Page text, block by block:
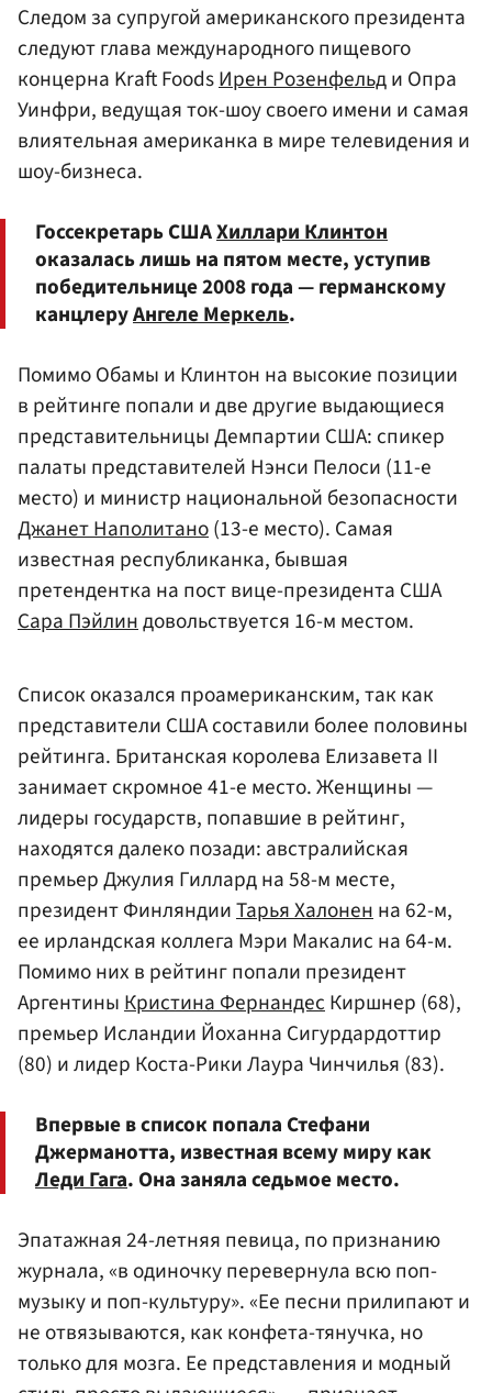
Следом за супругой американского президента
следуют глава международного пищевого
концерна Kraft FoodsИрен Розенфельди Опра
Уинфри, ведущая ток-шоу своего имени и самая
влиятельная американка в мире телевидения и
шоу-бизнеса.
Госсекретарь СШАХиллари Клинтон
оказалась лишь на пятом месте, уступив
победительнице 2008 года — германскому
канцлеруАнгеле Меркель.
Помимо Обамы и Клинтон на высокие позиции
в рейтинге попали и две другие выдающиеся
представительницы Демпартии США: спикер
палаты представителей Нэнси Пелоси (11-е
место) и министр национальной безопасности
Джанет Наполитано(13-е место). Самая
известная республиканка, бывшая
претендентка на пост вице-президента США
Сара Пэйлиндовольствуется 16-м местом.
Список оказался проамериканским, так как
представители США составили более половины
рейтинга. Британская королева Елизавета II
занимает скромное 41-е место. Женщины —
лидеры государств, попавшие в рейтинг,
находятся далеко позади: австралийская
премьер Джулия Гиллард на 58-м месте,
президент ФинляндииТарья Халоненна 62-м,
ее ирландская коллега Мэри Макалис на 64-м.
Помимо них в рейтинг попали президент
АргентиныКристина ФернандесКиршнер (68),
премьер Исландии Йоханна Сигурдардоттир
(80) и лидер Коста-Рики Лаура Чинчилья (83).
Впервые в список попала Стефани
Джерманотта, известная всему миру как
Леди Гага. Она заняла седьмое место.
Эпатажная 24-летняя певица, по признанию
журнала, «в одиночку перевернула всю поп-
музыку и поп-культуру». «Ее песни прилипают и
не отвязываются, как конфета-тянучка, но
только для мозга. Ее представления и модный